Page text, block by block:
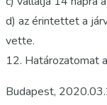
d) az érintettet a
12. Határozatomat
Budapest,